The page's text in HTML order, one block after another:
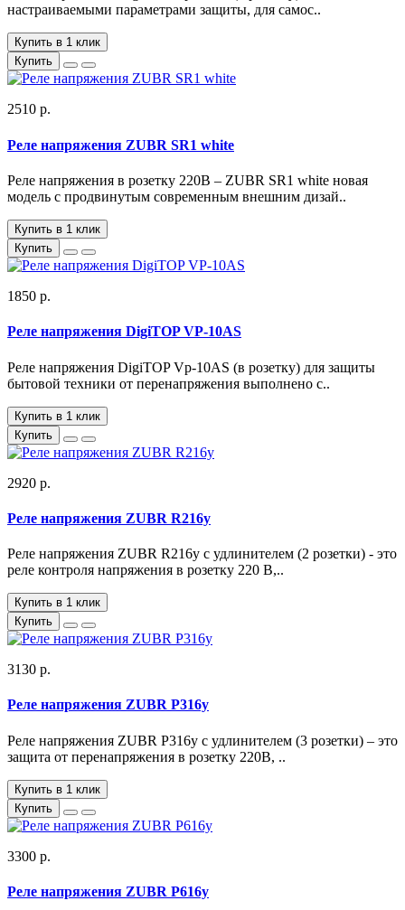
настраиваемыми параметрами защиты, для самос..
Купить в 1 клик
Купить
2510 р.
Реле напряжения ZUBR SR1 white
Реле напряжения в розетку 220В – ZUBR SR1 white новая
модель с продвинутым современным внешним дизай..
Купить в 1 клик
Купить
1850 р.
Реле напряжения DigiTOP VP-10AS
Реле напряжения DigiTOP Vp-10AS (в розетку) для защиты
бытовой техники от перенапряжения выполнено с..
Купить в 1 клик
Купить
2920 р.
Реле напряжения ZUBR R216y
Реле напряжения ZUBR R216y с удлинителем (2 розетки) - это
реле контроля напряжения в розетку 220 В,..
Купить в 1 клик
Купить
3130 р.
Реле напряжения ZUBR P316y
Реле напряжения ZUBR P316y с удлинителем (3 розетки) – это
защита от перенапряжения в розетку 220В, ..
Купить в 1 клик
Купить
3300 р.
Реле напряжения ZUBR P616y